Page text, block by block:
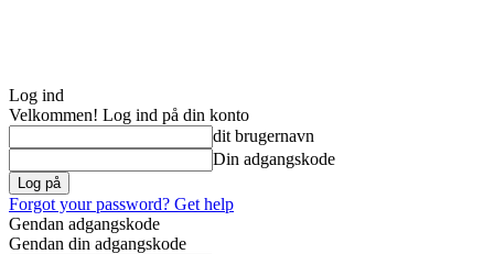
Log ind
Velkommen! Log ind på din konto
dit brugernavn
Din adgangskode
Forgot your password? Get help
Gendan adgangskode
Gendan din adgangskode